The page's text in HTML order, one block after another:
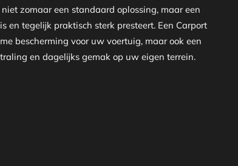
zomaar een standaard oplossing, maar een
en tegelijk praktisch sterk presteert. Een Carport
bescherming voor uw voertuig, maar ook een
en dagelijks gemak op uw eigen terrein.